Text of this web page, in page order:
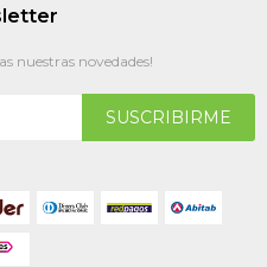
nuestras novedades!
SUSCRIBIRME